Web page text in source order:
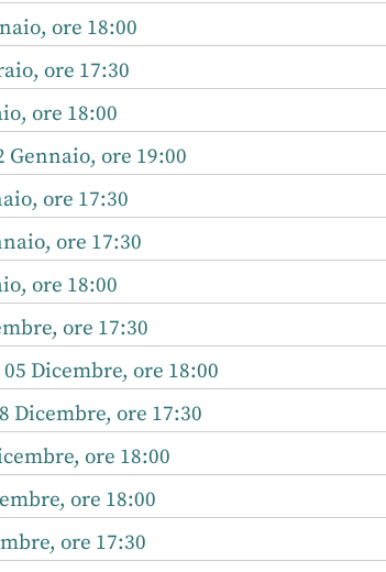
ore 18:00
ore 17:30
ore 18:00
Gennaio, ore 19:00
ore 17:30
ore 17:30
ore 18:00
ore 17:30
Dicembre, ore 18:00
Dicembre, ore 17:30
ore 18:00
ore 18:00
ore 17:30